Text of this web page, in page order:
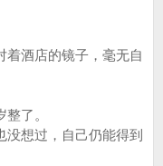
酒店的镜子，毫无自
了。
想过，自己仍能得到